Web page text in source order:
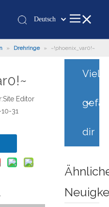
Deutsch
românesc
Pусский
English
» Drehringe » ~!phoenix_var0!~
Editor
10-31
dir